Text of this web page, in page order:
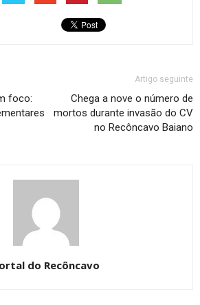
foco:
Artigo seguinte
Chega a nove o número de
mortos durante invasão do CV
no Recôncavo Baiano
do Recôncavo